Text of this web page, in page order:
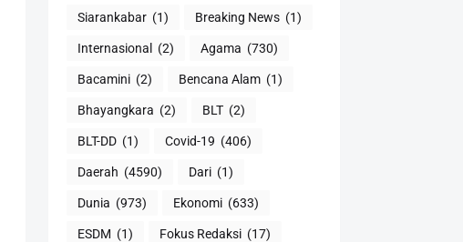
Siarankabar (1) Breaking News (1)
Internasional (2) Agama (730)
Bacamini (2) Bencana Alam (1)
Bhayangkara (2) BLT (2)
BLT-DD (1) Covid-19 (406)
Daerah (4590) Dari (1)
Dunia (973) Ekonomi (633)
ESDM (1) Fokus Redaksi (17)